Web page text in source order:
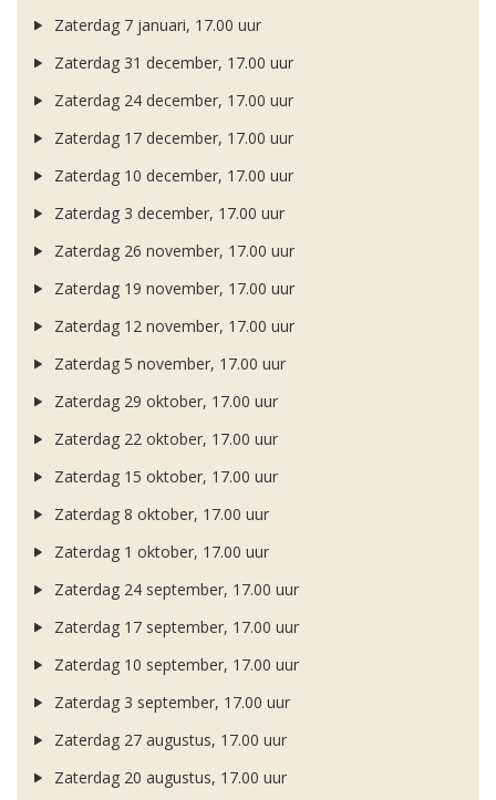
Zaterdag 7 januari, 17.00 uur
Zaterdag 31 december, 17.00 uur
Zaterdag 24 december, 17.00 uur
Zaterdag 17 december, 17.00 uur
Zaterdag 10 december, 17.00 uur
Zaterdag 3 december, 17.00 uur
Zaterdag 26 november, 17.00 uur
Zaterdag 19 november, 17.00 uur
Zaterdag 12 november, 17.00 uur
Zaterdag 5 november, 17.00 uur
Zaterdag 29 oktober, 17.00 uur
Zaterdag 22 oktober, 17.00 uur
Zaterdag 15 oktober, 17.00 uur
Zaterdag 8 oktober, 17.00 uur
Zaterdag 1 oktober, 17.00 uur
Zaterdag 24 september, 17.00 uur
Zaterdag 17 september, 17.00 uur
Zaterdag 10 september, 17.00 uur
Zaterdag 3 september, 17.00 uur
Zaterdag 27 augustus, 17.00 uur
Zaterdag 20 augustus, 17.00 uur